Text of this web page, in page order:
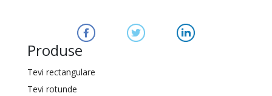
Produse
Tevi rectangulare
Tevi rotunde